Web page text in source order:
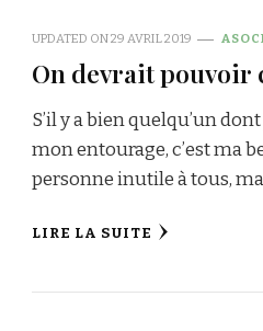
UPDATED ON29 AVRIL 2019
On devrait pouvoir
S’il y a bien quelqu’un
mon entourage, c’est ma
personne inutile à tous,
LIRE LA SUITE